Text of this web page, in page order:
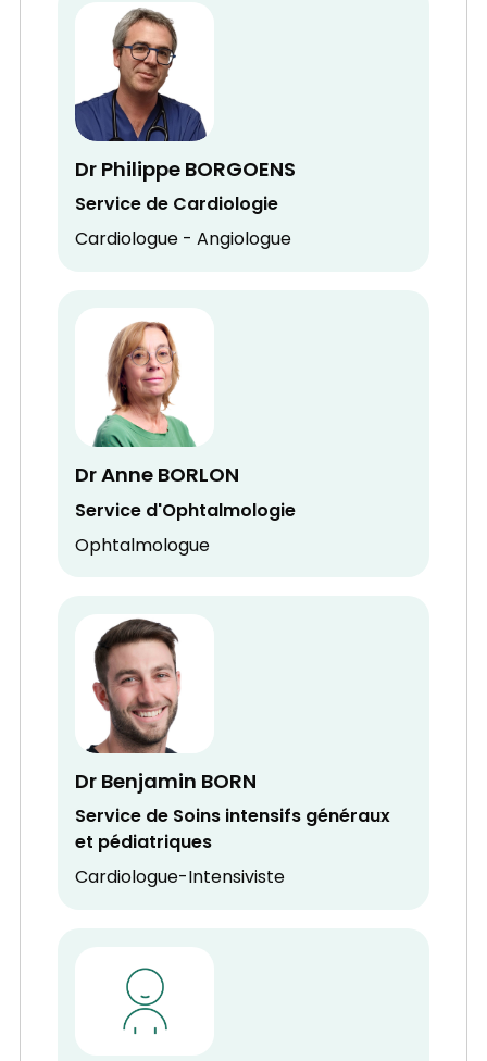
Dr Philippe BORGOENS
Service de Cardiologie
Cardiologue - Angiologue
Dr Anne BORLON
Service d'Ophtalmologie
Ophtalmologue
Dr Benjamin BORN
Service de Soins intensifs généraux
et pédiatriques
Cardiologue-Intensiviste